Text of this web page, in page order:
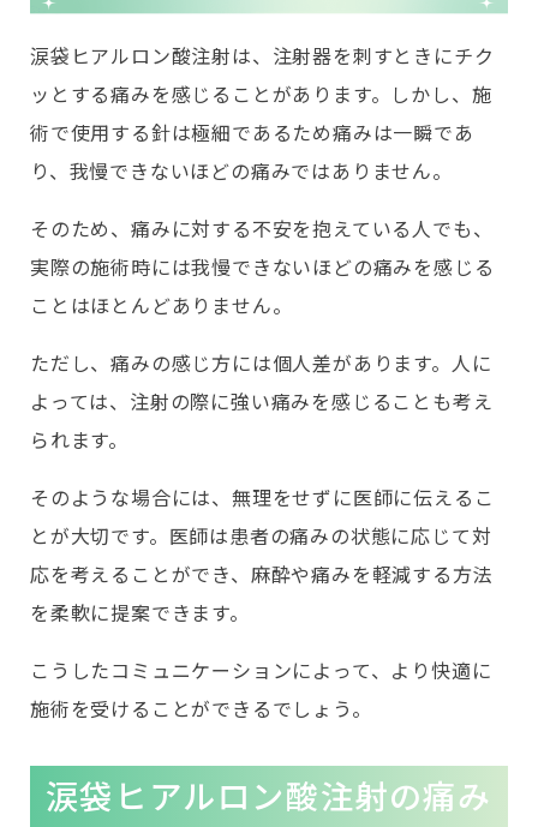
涙袋ヒアルロン酸注射は、注射器を刺すときにチク
ッとする痛みを感じることがあります。しかし、施
術で使用する針は極細であるため痛みは一瞬であ
り、我慢できないほどの痛みではありません。
そのため、痛みに対する不安を抱えている人でも、
実際の施術時には我慢できないほどの痛みを感じる
ことはほとんどありません。
ただし、痛みの感じ方には個人差があります。人に
よっては、注射の際に強い痛みを感じることも考え
られます。
そのような場合には、無理をせずに医師に伝えるこ
とが大切です。医師は患者の痛みの状態に応じて対
応を考えることができ、麻酔や痛みを軽減する方法
を柔軟に提案できます。
こうしたコミュニケーションによって、より快適に
施術を受けることができるでしょう。
涙袋ヒアルロン酸注射の痛み